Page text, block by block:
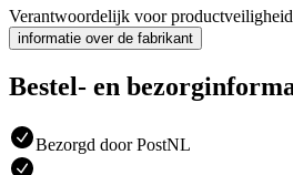
Verantwoordelijk voor
informatie over de fabrikant
Bestel- en
Bezorgd door PostNL